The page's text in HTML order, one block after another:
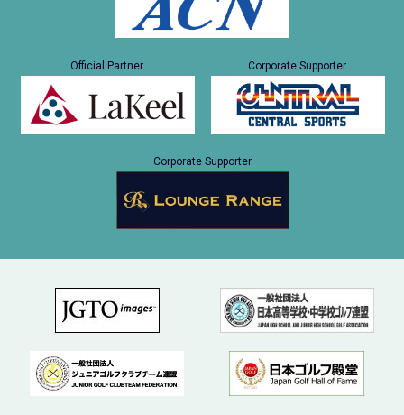
Official Partner Corporate Supporter
Corporate Supporter